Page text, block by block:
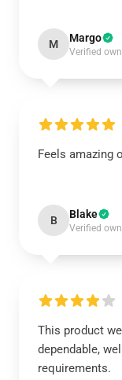
M Margo
Verified
Feels amazing
B Blake
Verified
This product
dependable,
requirements.